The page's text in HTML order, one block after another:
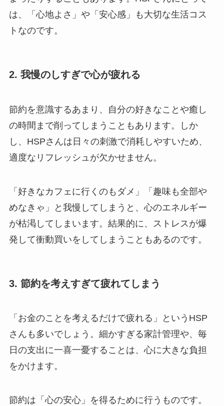
は、「心地よさ」や「安心感」も大切な生活コス
トなのです。
2. 我慢のしすぎで心が疲れる
節約を意識するあまり、自分の好きなことや癒し
の時間まで削ってしまうこともあります。しか
し、HSPさんは日々の刺激で消耗しやすいため、
適度なリフレッシュが欠かせません。
「好きなカフェに行くのもダメ」「趣味も全部や
めなきゃ」と我慢してしまうと、心のエネルギー
が枯渇してしまいます。結果的に、ストレスが爆
発して衝動買いをしてしまうこともあるのです。
3. 節約を考えすぎて疲れてしまう
「お金のことを考えるだけで疲れる」というHSP
さんも多いでしょう。細かすぎる家計管理や、毎
日の支出に一喜一憂することは、心に大きな負担
をかけます。
節約は「心の安心」を得るために行うものです。